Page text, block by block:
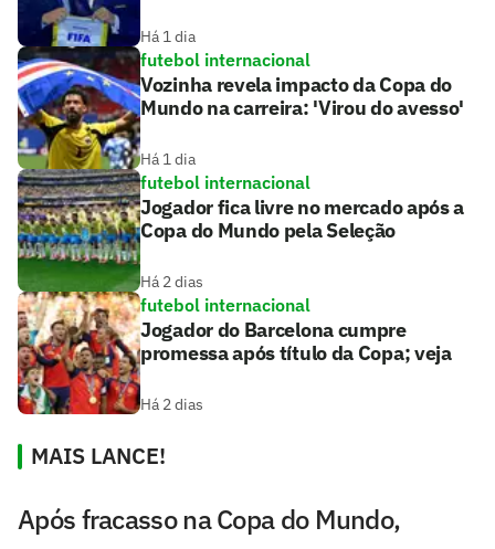
Há 1 dia
futebol internacional
Vozinha revela impacto da Copa do
Mundo na carreira: 'Virou do avesso'
Há 1 dia
futebol internacional
Jogador fica livre no mercado após a
Copa do Mundo pela Seleção
Há 2 dias
futebol internacional
Jogador do Barcelona cumpre
promessa após título da Copa; veja
Há 2 dias
MAIS LANCE!
Após fracasso na Copa do Mundo,